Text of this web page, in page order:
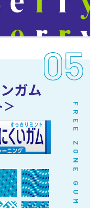
ガム
FREE ZONE GUM